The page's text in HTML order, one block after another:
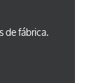
de fábrica.